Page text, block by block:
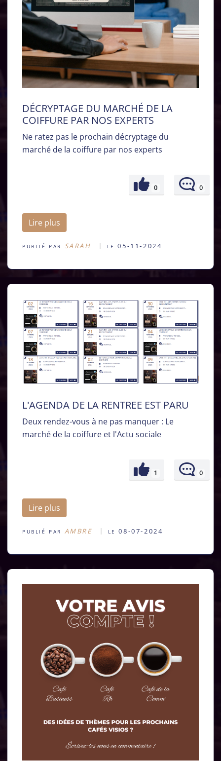
DÉCRYPTAGE DU MARCHÉ DE LA
COIFFURE PAR NOS EXPERTS
Ne ratez pas le prochain décryptage du
marché de la coiffure par nos experts
0 0
Lire plus
PUBLIÉ PAR SARAH LE 05-11-2024
L'AGENDA DE LA RENTREE EST PARU
Deux rendez-vous à ne pas manquer : Le
marché de la coiffure et l'Actu sociale
1 0
Lire plus
PUBLIÉ PAR AMBRE LE 08-07-2024